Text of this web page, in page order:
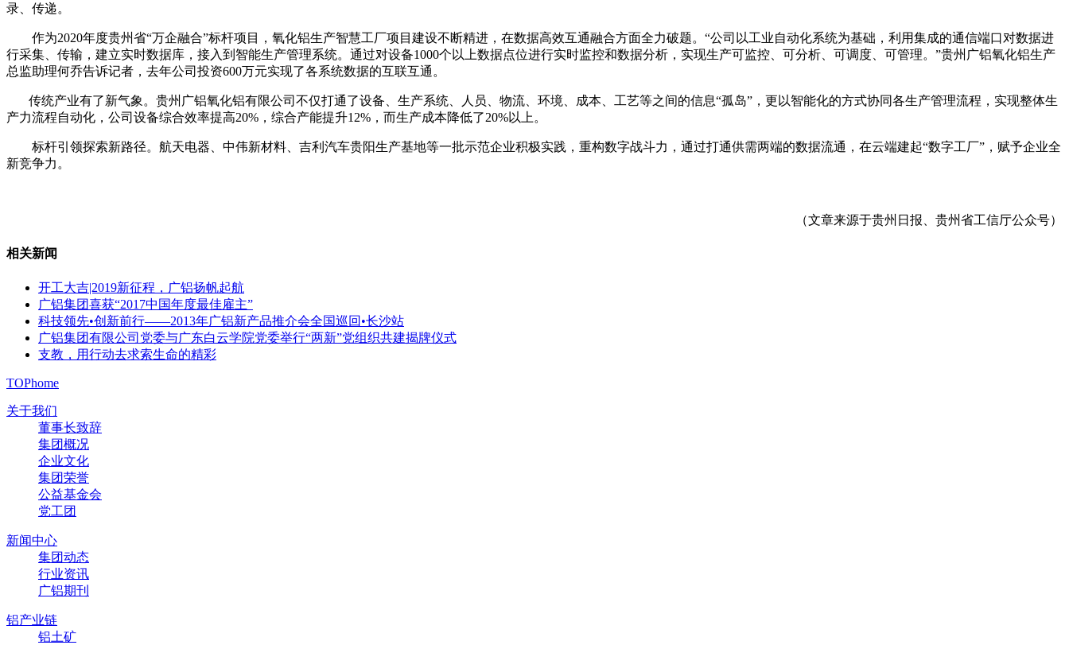
录、传递。
作为2020年度贵州省“万企融合”标杆项目，氧化铝生产智慧工厂项目建设不断精进，在数据高效互通融合方面全力破题。“公司以工业自动化系统为基础，利用集成的通信端口对数据进
行采集、传输，建立实时数据库，接入到智能生产管理系统。通过对设备1000个以上数据点位进行实时监控和数据分析，实现生产可监控、可分析、可调度、可管理。”贵州广铝氧化铝生产
总监助理何乔告诉记者，去年公司投资600万元实现了各系统数据的互联互通。
传统产业有了新气象。贵州广铝氧化铝有限公司不仅打通了设备、生产系统、人员、物流、环境、成本、工艺等之间的信息“孤岛”，更以智能化的方式协同各生产管理流程，实现整体生
产力流程自动化，公司设备综合效率提高20%，综合产能提升12%，而生产成本降低了20%以上。
标杆引领探索新路径。航天电器、中伟新材料、吉利汽车贵阳生产基地等一批示范企业积极实践，重构数字战斗力，通过打通供需两端的数据流通，在云端建起“数字工厂”，赋予企业全
新竞争力。
（文章来源于贵州日报、贵州省工信厅公众号）
相关新闻
开工大吉|2019新征程，广铝扬帆起航
广铝集团喜获“2017中国年度最佳雇主”
科技领先•创新前行——2013年广铝新产品推介会全国巡回•长沙站
广铝集团有限公司党委与广东白云学院党委举行“两新”党组织共建揭牌仪式
支教，用行动去求索生命的精彩
TOPhome
关于我们
董事长致辞
集团概况
企业文化
集团荣誉
公益基金会
党工团
新闻中心
集团动态
行业资讯
广铝期刊
铝产业链
铝土矿